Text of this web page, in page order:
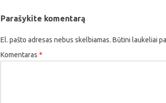
Parašykite komentarą
El. pašto adresas nebus skelbiamas. Būtini laukeliai
Komentaras *